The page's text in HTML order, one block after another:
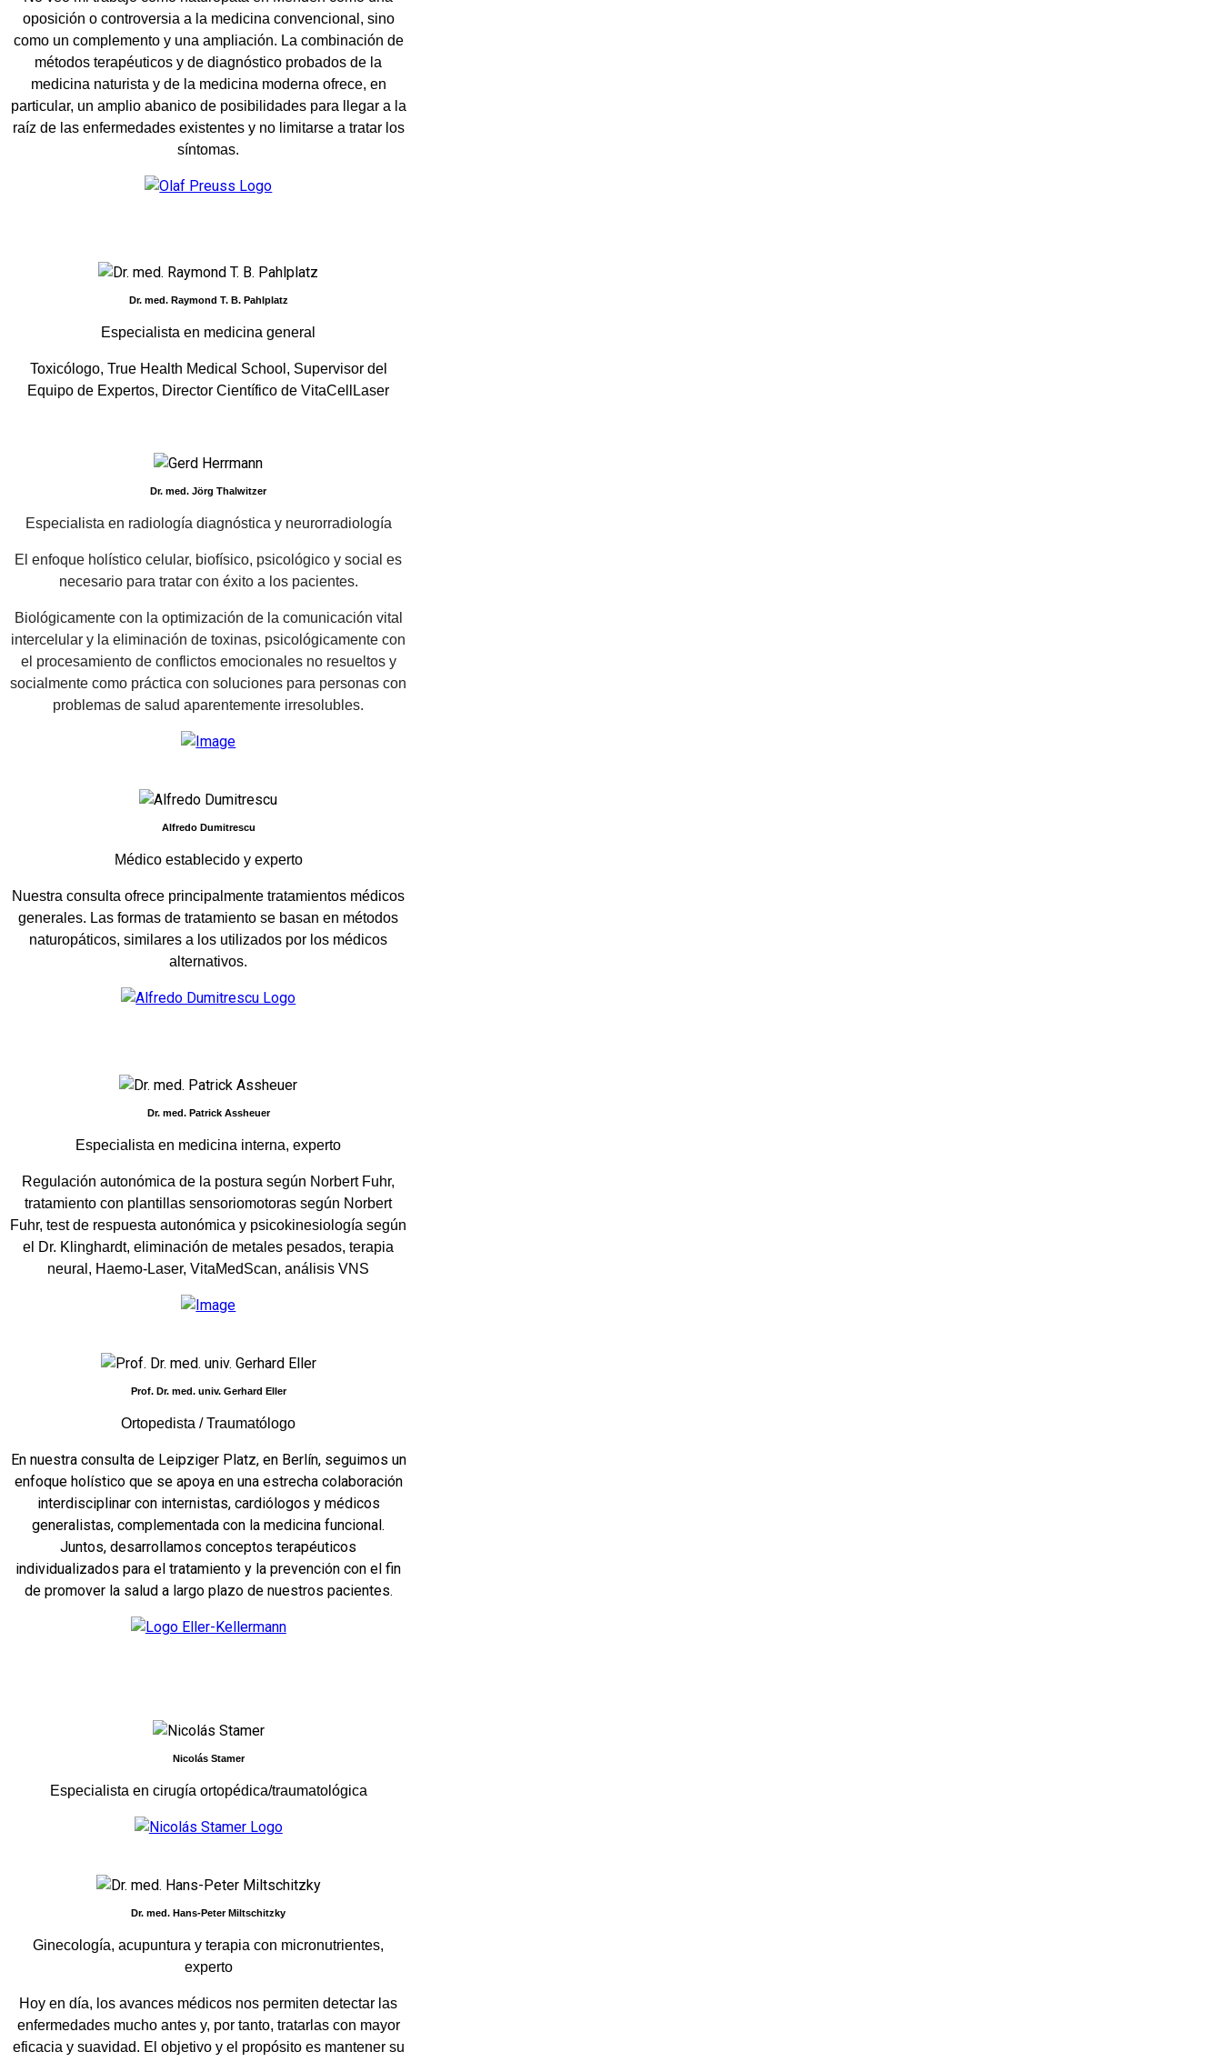
oposición o controversia a la medicina convencional, sino
como un complemento y una ampliación. La combinación de
métodos terapéuticos y de diagnóstico probados de la
medicina naturista y de la medicina moderna ofrece, en
particular, un amplio abanico de posibilidades para llegar a la
raíz de las enfermedades existentes y no limitarse a tratar los
síntomas.
Dr. med. Raymond T. B. Pahlplatz
Especialista en medicina general
Toxicólogo, True Health Medical School, Supervisor del
Equipo de Expertos, Director Científico de VitaCellLaser
Dr. med. Jörg Thalwitzer
Especialista en radiología diagnóstica y neurorradiología
El enfoque holístico celular, biofísico, psicológico y social es
necesario para tratar con éxito a los pacientes.
Biológicamente con la optimización de la comunicación vital
intercelular y la eliminación de toxinas, psicológicamente con
el procesamiento de conflictos emocionales no resueltos y
socialmente como práctica con soluciones para personas con
problemas de salud aparentemente irresolubles.
Alfredo Dumitrescu
Médico establecido y experto
Nuestra consulta ofrece principalmente tratamientos médicos
generales. Las formas de tratamiento se basan en métodos
naturopáticos, similares a los utilizados por los médicos
alternativos.
Dr. med. Patrick Assheuer
Especialista en medicina interna, experto
Regulación autonómica de la postura según Norbert Fuhr,
tratamiento con plantillas sensoriomotoras según Norbert
Fuhr, test de respuesta autonómica y psicokinesiología según
el Dr. Klinghardt, eliminación de metales pesados, terapia
neural, Haemo-Laser, VitaMedScan, análisis VNS
Prof. Dr. med. univ. Gerhard Eller
Ortopedista / Traumatólogo
En nuestra consulta de Leipziger Platz, en Berlín, seguimos un
enfoque holístico que se apoya en una estrecha colaboración
interdisciplinar con internistas, cardiólogos y médicos
generalistas, complementada con la medicina funcional.
Juntos, desarrollamos conceptos terapéuticos
individualizados para el tratamiento y la prevención con el fin
de promover la salud a largo plazo de nuestros pacientes.
Nicolás Stamer
Especialista en cirugía ortopédica/traumatológica
Dr. med. Hans-Peter Miltschitzky
Ginecología, acupuntura y terapia con micronutrientes,
experto
Hoy en día, los avances médicos nos permiten detectar las
enfermedades mucho antes y, por tanto, tratarlas con mayor
eficacia y suavidad. El objetivo y el propósito es mantener su